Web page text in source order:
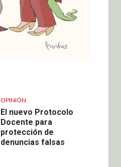
OPINIÓN
El nuevo Protocolo
Docente para
protección de
denuncias falsas